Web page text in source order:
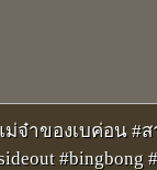
ม่จ๋าของเบค่อน #
#bingbong